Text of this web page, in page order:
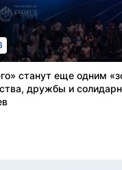
станут еще одним
дружбы и